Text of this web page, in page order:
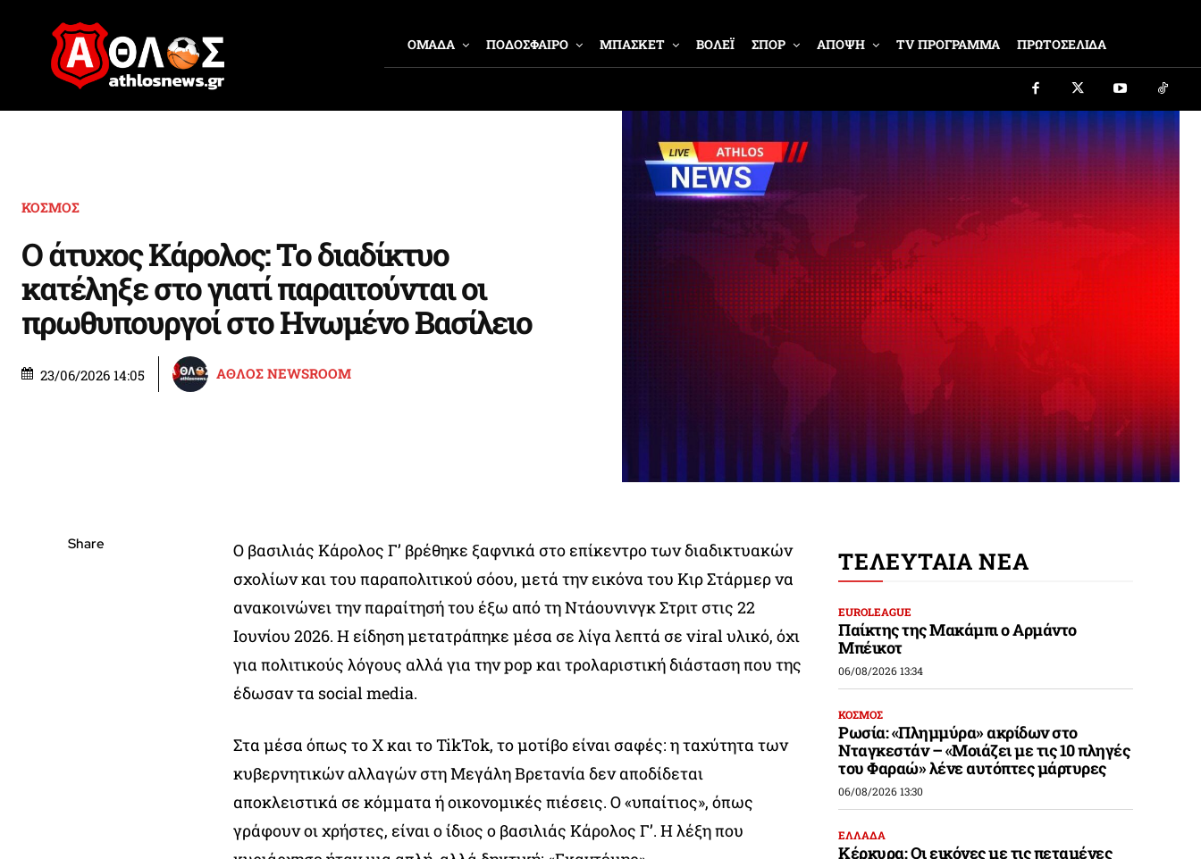
ΟΜΑΔΑ ΠΟΔΟΣΦΑΙΡΟ ΜΠΑΣΚΕΤ ΒΟΛΕΪ ΣΠΟΡ ΑΠΟΨΗ TV ΠΡΟΓΡΑΜΜΑ ΠΡΩΤΟΣΕΛΙΔΑ
ΚΟΣΜΟΣ
Ο άτυχος Κάρολος: Το διαδίκτυο
κατέληξε στο γιατί παραιτούνται οι
πρωθυπουργοί στο Ηνωμένο Βασίλειο
23/06/2026 14:05 ΑΘΛΟΣ NEWSROOM
Share
Ο βασιλιάς Κάρολος Γ’ βρέθηκε ξαφνικά στο επίκεντρο των διαδικτυακών
σχολίων και του παραπολιτικού σόου, μετά την εικόνα του Κιρ Στάρμερ να
ανακοινώνει την παραίτησή του έξω από τη Ντάουνινγκ Στριτ στις 22
Ιουνίου 2026. Η είδηση μετατράπηκε μέσα σε λίγα λεπτά σε viral υλικό, όχι
για πολιτικούς λόγους αλλά για την pop και τρολαριστική διάσταση που της
έδωσαν τα social media.
Στα μέσα όπως το X και το TikTok, το μοτίβο είναι σαφές: η ταχύτητα των
κυβερνητικών αλλαγών στη Μεγάλη Βρετανία δεν αποδίδεται
αποκλειστικά σε κόμματα ή οικονομικές πιέσεις. Ο «υπαίτιος», όπως
γράφουν οι χρήστες, είναι ο ίδιος ο βασιλιάς Κάρολος Γ’. Η λέξη που
ΤΕΛΕΥΤΑΙΑ ΝΕΑ
EUROLEAGUE
Παίκτης της Μακάμπι ο Αρμάντο
Μπέικοτ
06/08/2026 13:34
ΚΟΣΜΟΣ
Ρωσία: «Πλημμύρα» ακρίδων στο
Νταγκεστάν – «Μοιάζει με τις 10 πληγές
του Φαραώ» λένε αυτόπτες μάρτυρες
06/08/2026 13:30
ΕΛΛΑΔΑ
Κέρκυρα: Οι εικόνες με τις πεταμένες